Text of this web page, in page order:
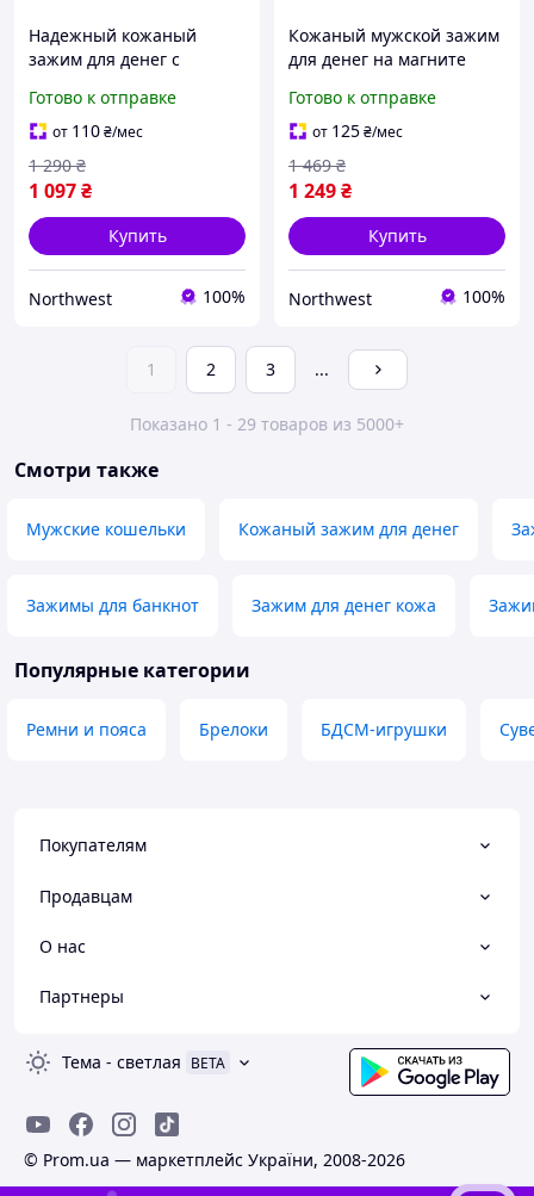
Надежный кожаный
зажим для денег с
AirTag GRANDE PELLE
11618 Коричневый
Готово к отправке
от 110₴/мес
1 097₴
1 290 ₴
Купить
Northwest 100%
Кожаный мужской зажим
для денег на магните
Синий D4-2025
Готово к отправке
от 125₴/мес
1 249₴
1 469 ₴
Купить
Northwest 100%
1 2 3 ...
Показано 1 - 29 товаров из 5000+
Смотри также
Мужские кошельки Кожаный зажим для денег
Зажимы для банкнот Зажим для денег кожа
Популярные категории
Ремни и пояса Брелоки БДСМ-игрушки
Покупателям
Продавцам
О нас
Партнеры
Тема - светлая BETA
© Prom.ua — маркетплейс України, 2008-2026